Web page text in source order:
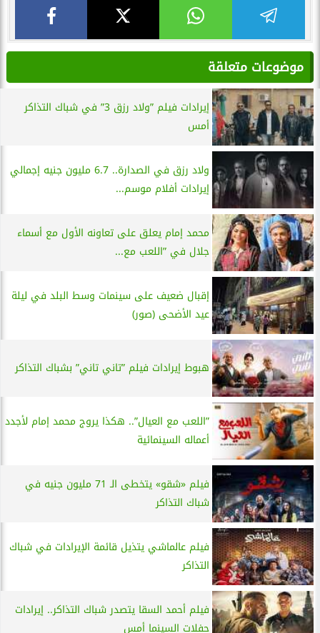
موضوعات متعلقة
إيرادات فيلم ”ولاد رزق 3” في شباك التذاكر
أمس
ولاد رزق في الصدارة.. 6.7 مليون جنيه إجمالي
إيرادات أفلام موسم...
محمد إمام يعلق على تعاونه الأول مع أسماء
جلال في ”اللعب مع...
إقبال ضعيف على سينمات وسط البلد في ليلة
عيد الأضحى (صور)
هبوط إيرادات فيلم ”تاني تاني” بشباك التذاكر
”اللعب مع العيال”.. هكذا يروج محمد إمام لأجدد
أعماله السينمائية
فيلم «شقو» يتخطى الـ 71 مليون جنيه في
شباك التذاكر
فيلم عالماشي يتذيل قائمة الإيرادات في شباك
التذاكر
فيلم أحمد السقا يتصدر شباك التذاكر.. إيرادات
حفلات السينما أمس